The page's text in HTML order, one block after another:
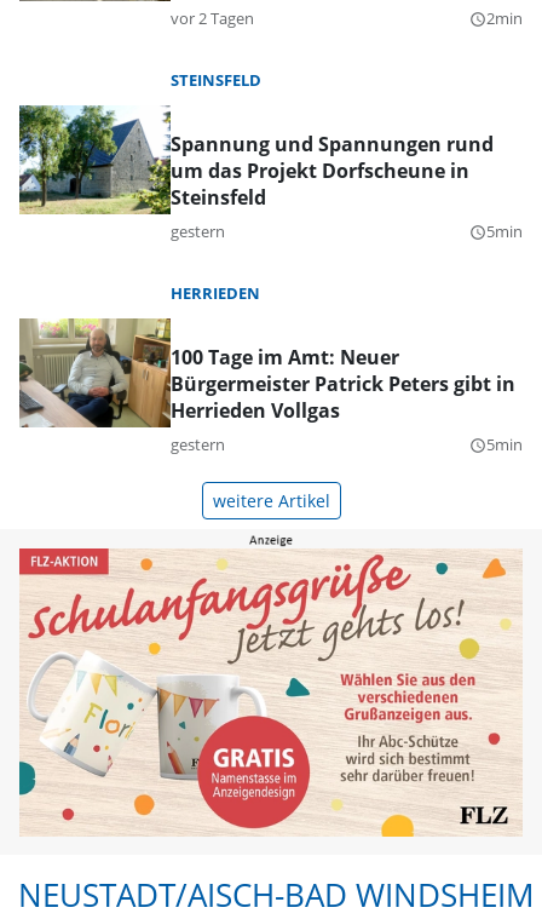
vor 2 Tagen query_builder2min
STEINSFELD
Spannung und Spannungen rund
um das Projekt Dorfscheune in
Steinsfeld
gestern query_builder5min
HERRIEDEN
100 Tage im Amt: Neuer
Bürgermeister Patrick Peters gibt in
Herrieden Vollgas
gestern query_builder5min
weitere Artikel
NEUSTADT/AISCH-BAD WINDSHEIM